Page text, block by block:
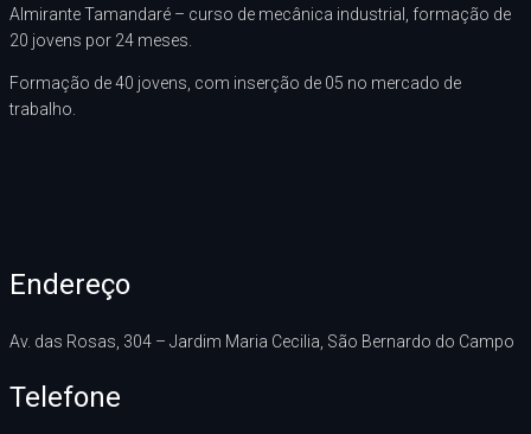
Almirante Tamandaré – curso de mecânica industrial, formação de
20 jovens por 24 meses.
Formação de 40 jovens, com inserção de 05 no mercado de
trabalho.
Endereço
Av. das Rosas, 304 – Jardim Maria Cecilia, São Bernardo do Campo
Telefone